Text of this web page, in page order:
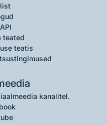
teated
teatis
kanalitel.